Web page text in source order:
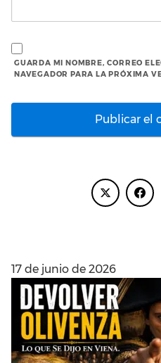
GUARDA MI NOMBRE, CORREO
NAVEGADOR PARA LA PRÓXIMA
17 de junio de 2026